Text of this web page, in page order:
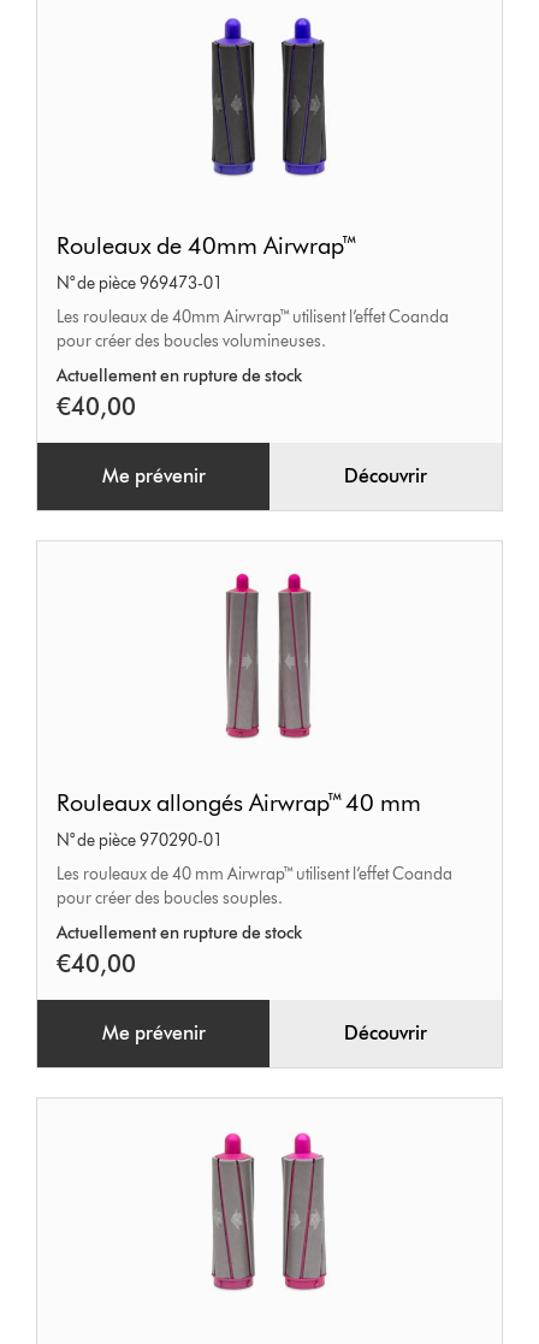
de
40mm
Airwrap™
Rouleaux de 40mm Airwrap™
N° de pièce 969473-01
Les rouleaux de 40mm Airwrap™ utilisent l’effet Coanda
pour créer des boucles volumineuses.
Actuellement en rupture de stock
€40,00
Me prévenir Découvrir
allongés
Airwrap™
40 mm
Rouleaux allongés Airwrap™ 40 mm
N° de pièce 970290-01
Les rouleaux de 40 mm Airwrap™ utilisent l’effet Coanda
pour créer des boucles souples.
Actuellement en rupture de stock
€40,00
Me prévenir Découvrir